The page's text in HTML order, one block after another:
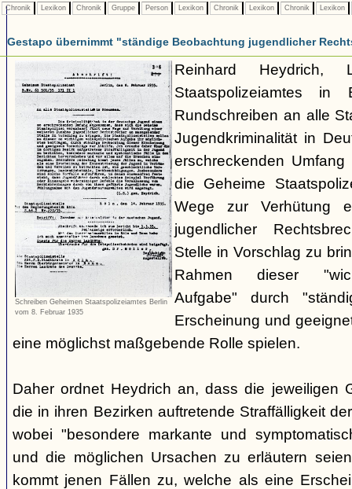
Chronik Lexikon Chronik Gruppe Person Lexikon Chronik Lexikon Chronik Lexikon
Gestapo übernimmt "ständige Beobachtung jugendlicher
Schreiben Geheimen Staatspolizeiamtes Berlin
vom 8. Februar 1935
Reinhard Heydrich,
Staatspolizeiamtes
Rundschreiben an alle
Jugendkriminalität in
erschreckenden
die Geheime
Wege zur Verhütung
jugendlicher
Stelle in Vorschlag zu
Rahmen dieser
Aufgabe" durch
Erscheinung und
eine möglichst maßgebende Rolle spielen.
Daher ordnet Heydrich an, dass die jeweiligen
die in ihren Bezirken auftretende Straffälligkeit
wobei "besondere markante und
und die möglichen Ursachen zu erläutern
kommt jenen Fällen zu, welche als eine